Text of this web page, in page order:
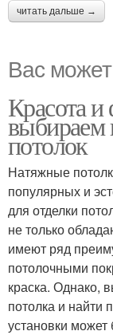
читать дальше →
Вас
Красота
выбираем
потолок
Натяжные
популярных и
для отделки
не только
имеют ряд
потолочными
краска. Однако,
потолка и найти
установки